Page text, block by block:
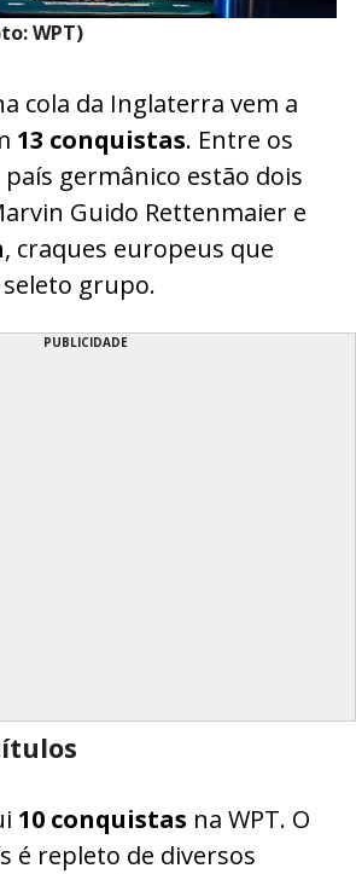
WPT)
cola da Inglaterra vem a
13 conquistas. Entre os
germânico estão dois
Guido Rettenmaier e
, craques europeus que
grupo.
PUBLICIDADE
10 conquistas na WPT. O
é repleto de diversos